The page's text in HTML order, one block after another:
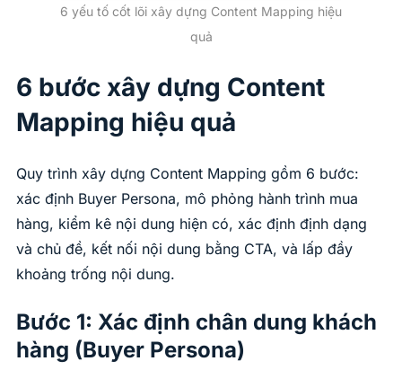
6 yếu tố cốt lõi xây dựng Content Mapping hiệu
quả
6 bước xây dựng Content
Mapping hiệu quả
Quy trình xây dựng Content Mapping gồm 6 bước:
xác định Buyer Persona, mô phỏng hành trình mua
hàng, kiểm kê nội dung hiện có, xác định định dạng
và chủ đề, kết nối nội dung bằng CTA, và lấp đầy
khoảng trống nội dung.
Bước 1: Xác định chân dung khách
hàng (Buyer Persona)